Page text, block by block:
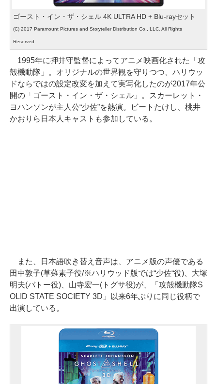
ゴースト・イン・ザ・シェル 4K ULTRA HD + Blu-rayセット
(C) 2017 Paramount Pictures and Storyteller Distribution Co., LLC. All Rights
Reserved.
1995年に押井守監督によってアニメ映画化された「攻
殻機動隊」。オリジナルの世界観を守りつつ、ハリウッ
ドならではの設定改変を加えて実写化したのが2017年公
開の「ゴースト・イン・ザ・シェル」。スカーレット・
ヨハンソンが主人公“少佐”を熱演。ビートたけし、桃井
かおりら日本人キャストも参加している。
また、日本語吹き替え音声は、アニメ版の声優である
田中敦子(草薙素子役/※ハリウッド版では“少佐“役)、大塚
明夫(バトー役)、山寺宏一(トグサ役)が、「攻殻機動隊S
OLID STATE SOCIETY 3D」以来6年ぶりに同じ役柄で
出演している。